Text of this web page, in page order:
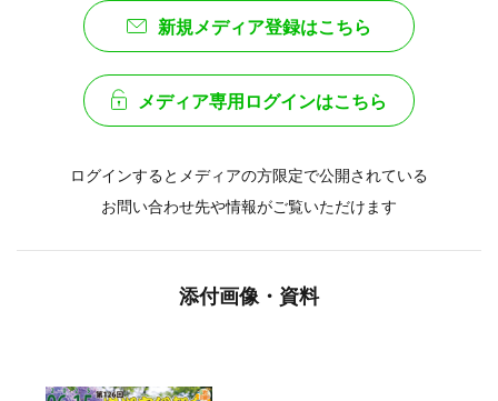
新規メディア登録はこちら
メディア専用ログインはこちら
ログインするとメディアの方限定で公開されている
お問い合わせ先や情報がご覧いただけます
添付画像・資料